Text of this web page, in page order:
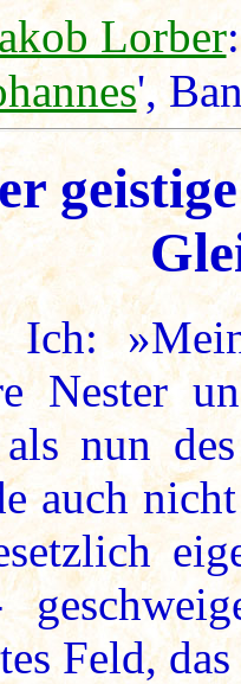
Lorber
',
Ich:
Nester
nun
auch
Feld,